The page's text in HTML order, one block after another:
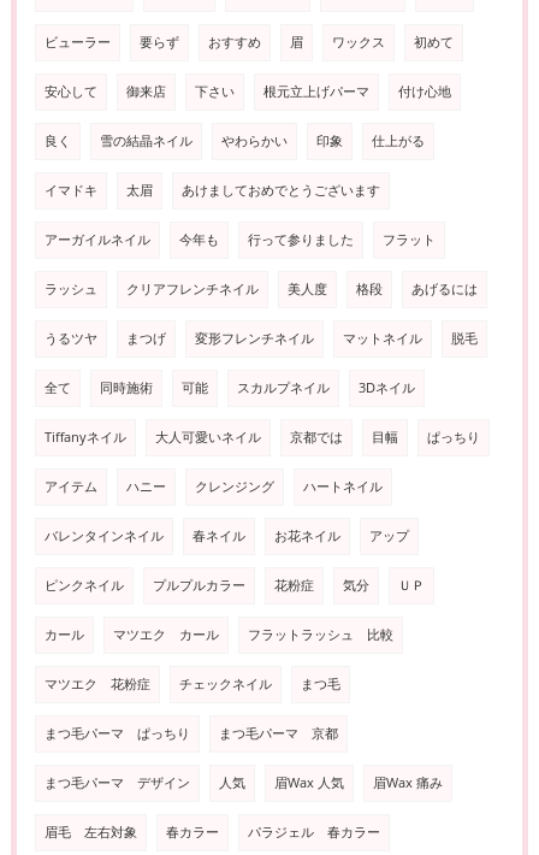
ビューラー 要らず おすすめ 眉 ワックス 初めて
安心して 御来店 下さい 根元立上げパーマ 付け心地
良く 雪の結晶ネイル やわらかい 印象 仕上がる
イマドキ 太眉 あけましておめでとうございます
アーガイルネイル 今年も 行って参りました フラット
ラッシュ クリアフレンチネイル 美人度 格段 あげるには
うるツヤ まつげ 変形フレンチネイル マットネイル 脱毛
全て 同時施術 可能 スカルプネイル 3Dネイル
Tiffanyネイル 大人可愛いネイル 京都では 目幅 ぱっちり
アイテム ハニー クレンジング ハートネイル
バレンタインネイル 春ネイル お花ネイル アップ
ピンクネイル プルプルカラー 花粉症 気分 ＵＰ
カール マツエク カール フラットラッシュ 比較
マツエク 花粉症 チェックネイル まつ毛
まつ毛パーマ ぱっちり まつ毛パーマ 京都
まつ毛パーマ デザイン 人気 眉Wax 人気 眉Wax 痛み
眉毛 左右対象 春カラー パラジェル 春カラー